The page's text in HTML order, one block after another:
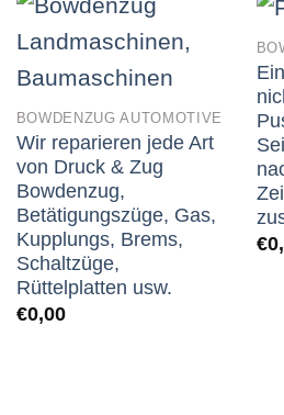
BOWDENZUG AUTOMOTIVE
Wir reparieren jede Art
von Druck & Zug
Bowdenzug,
Betätigungszüge, Gas,
Kupplungs, Brems,
Schaltzüge,
Rüttelplatten usw.
€0,00
€